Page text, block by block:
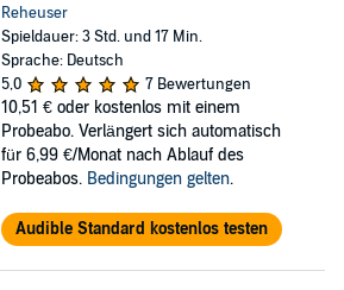
Reheuser
Spieldauer: 3 Std. und 17 Min.
Sprache: Deutsch
5,0
7 Bewertungen
10,51 € oder kostenlos mit einem
Probeabo. Verlängert sich automatisch
für 6,99 €/Monat nach Ablauf des
Probeabos. Bedingungen gelten.
Audible Standard kostenlos testen